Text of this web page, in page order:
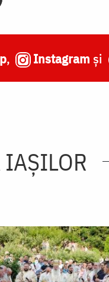
, Instagram și